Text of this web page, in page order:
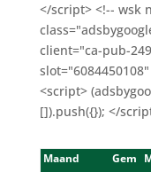
</script> <!-- wsk
client="ca-pub-
<script>
[]).push({}); </
Maand
Gem